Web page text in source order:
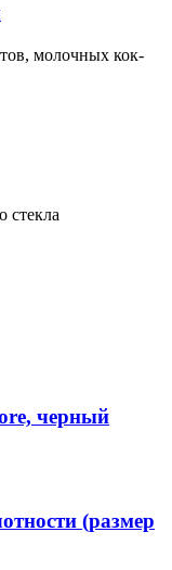
мо­лоч­ных кок­
стек­ла
черный
(размер